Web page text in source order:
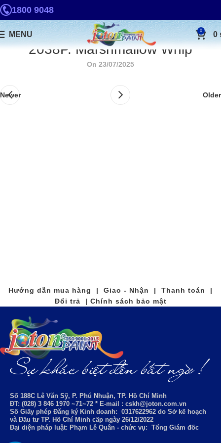
1800 9048
MENU 0 0
2038P. Marshmallow Whip
On 23/07/2025
Newer Older
Hướng dẫn mua hàng | Giao - Nhận | Thanh toán |
Đổi trả | Chính sách bảo mật
Số 188C Lê Văn Sỹ, P. Phú Nhuận, TP. Hồ Chí Minh
ĐT: (028) 3 846 1970 ~71~72 * E-mail : cskh@joton.com.vn
Số Giấy phép Đăng ký Kinh doanh: 0317622962 do Sở kế hoạch
và Đầu tư TP. Hồ Chí Minh cấp ngày 26/12/2022
Đại diện pháp luật: Phạm Lê Quân - chức vụ: Tổng Giám đốc